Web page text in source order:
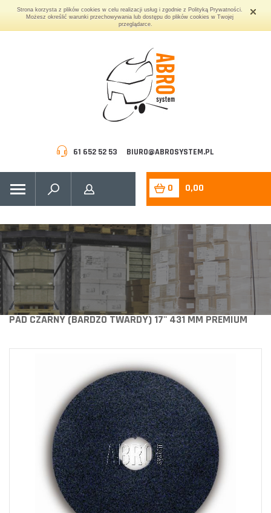
Strona korzysta z plików cookies w celu realizacji usług i zgodnie z Polityką Prywatności.
Możesz określić warunki przechowywania lub dostępu do plików cookies w Twojej
przeglądarce.
61 652 52 53 BIURO@ABROSYSTEM.PL
0 0,00
PAD CZARNY (BARDZO TWARDY) 17'' 431 MM PREMIUM